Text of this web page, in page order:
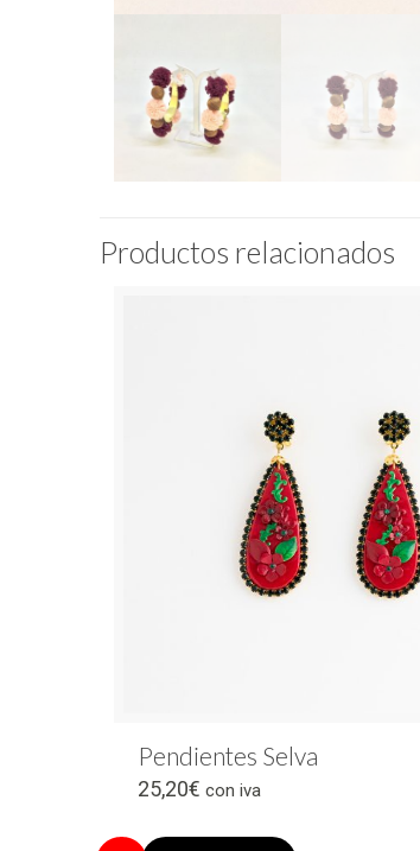
Productos relacionados
Pendientes Selva
25,20€ con iva